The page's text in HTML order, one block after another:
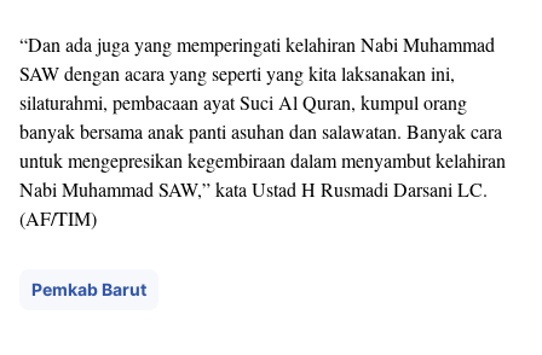
“Dan ada juga yang memperingati kelahiran Nabi Muhammad
SAW dengan acara yang seperti yang kita laksanakan ini,
silaturahmi, pembacaan ayat Suci Al Quran, kumpul orang
banyak bersama anak panti asuhan dan salawatan. Banyak cara
untuk mengepresikan kegembiraan dalam menyambut kelahiran
Nabi Muhammad SAW,” kata Ustad H Rusmadi Darsani LC.
(AF/TIM)
Pemkab Barut